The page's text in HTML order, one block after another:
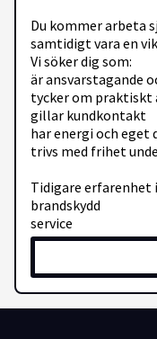
Du kommer arbeta
samtidigt vara en
Vi söker dig som:
är ansvarstagande
tycker om praktiskt
gillar kundkontakt
har energi och eget
trivs med frihet
Tidigare erfarenhet
brandskydd
service
installation
bygg
fastighet
tekniskt arbete